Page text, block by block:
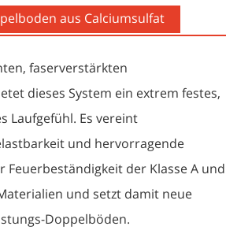
aus Calciumsulfat
faserverstärkten
dieses System ein extrem festes,
Laufgefühl. Es vereint
und hervorragende
der Klasse A und
und setzt damit neue
Doppelböden.